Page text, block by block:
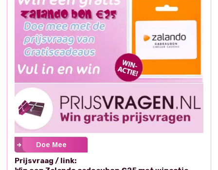
Doe Mee
Prijsvraag / link: